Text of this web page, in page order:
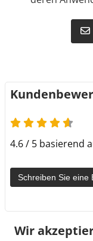
4.6 / 5 basierend
Schreiben Sie eine
Wir